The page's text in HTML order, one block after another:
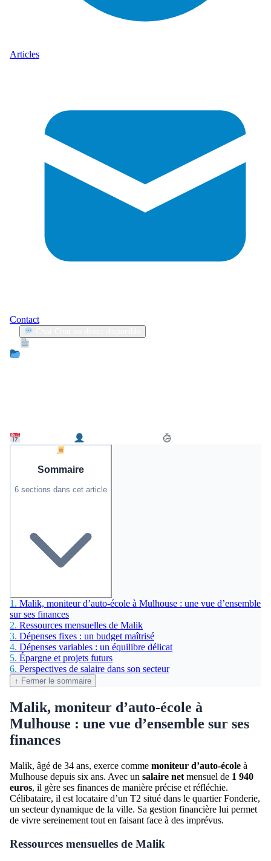
Articles
Contact
Sommaire
6 sections dans cet article
1. Malik, moniteur d’auto-école à Mulhouse : une vue d’ensemble
sur ses finances
2. Ressources mensuelles de Malik
3. Dépenses fixes : un budget maîtrisé
4. Dépenses variables : un équilibre délicat
5. Épargne et projets futurs
6. Perspectives de salaire dans son secteur
↑ Fermer le sommaire
Malik, moniteur d’auto-école à
Mulhouse : une vue d’ensemble sur ses
finances
Malik, âgé de 34 ans, exerce comme moniteur d’auto-école à
Mulhouse depuis six ans. Avec un salaire net mensuel de 1 940
euros, il gère ses finances de manière précise et réfléchie.
Célibataire, il est locataire d’un T2 situé dans le quartier Fonderie,
un secteur dynamique de la ville. Sa gestion financière lui permet
de vivre sereinement tout en faisant face à des imprévus.
Ressources mensuelles de Malik